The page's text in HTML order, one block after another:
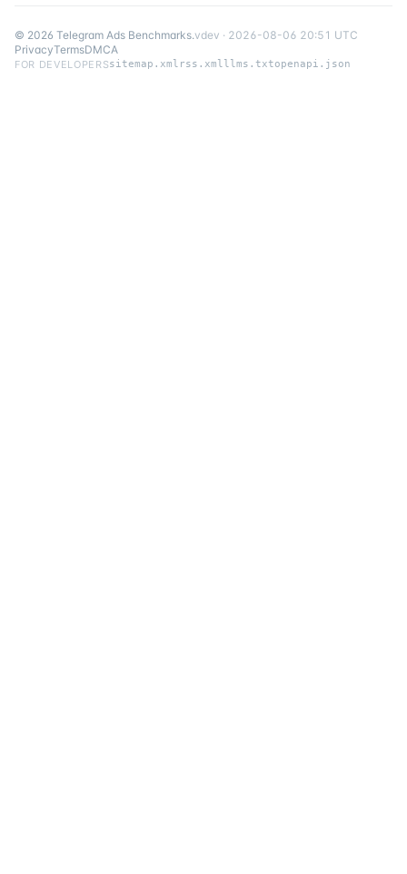
© 2026 Telegram Ads Benchmarks.vdev · 2026-08-06 20:51 UTC
PrivacyTermsDMCA
FOR DEVELOPERSsitemap.xml rss.xmlllms.txtopenapi.json